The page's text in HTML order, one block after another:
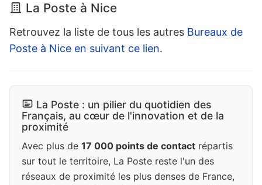
La Poste à Nice
Retrouvez la liste de tous les autres Bureaux de
Poste à Nice en suivant ce lien.
La Poste : un pilier du quotidien des
Français, au cœur de l'innovation et de la
proximité
Avec plus de 17 000 points de contact répartis
sur tout le territoire, La Poste reste l'un des
réseaux de proximité les plus denses de France,